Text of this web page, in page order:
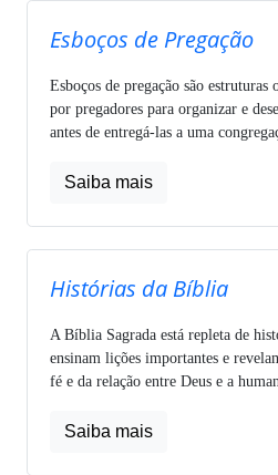
Esboços de Pregação
Esboços de pregação são
por pregadores para organizar e
antes de entregá-las a uma
Saiba mais
Histórias da Bíblia
A Bíblia Sagrada está repleta de
ensinam lições importantes e
fé e da relação entre Deus e a
Saiba mais